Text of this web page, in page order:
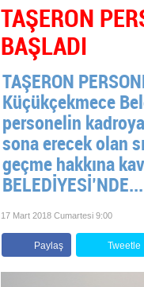
TAŞERON
BAŞLADI
TAŞERON
Küçükçekmece
personelin
sona erecek olan
geçme hakkına
BELEDİYESİ’NDE...
17 Mart 2018 Cumartesi 9:00
Paylaş Tweetle